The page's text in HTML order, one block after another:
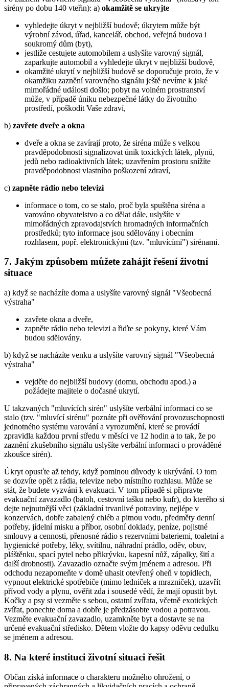
sirény po dobu 140 vteřin): a) okamžitě se ukryjte
vyhledejte úkryt v nejbližší budově; úkrytem může být
výrobní závod, úřad, kancelář, obchod, veřejná budova i
soukromý dům (byt),
jestliže cestujete automobilem a uslyšíte varovný signál,
zaparkujte automobil a vyhledejte úkryt v nejbližší budově,
okamžité ukrytí v nejbližší budově se doporučuje proto, že v
okamžiku zaznění varovného signálu ještě nevíme k jaké
mimořádné události došlo; pobyt na volném prostranství
může, v případě úniku nebezpečné látky do životního
prostředí, poškodit Vaše zdraví,
b) zavřete dveře a okna
dveře a okna se zavírají proto, že siréna může s velkou
pravděpodobností signalizovat únik toxických látek, plynů,
jedů nebo radioaktivních látek; uzavřením prostoru snížíte
pravděpodobnost vlastního poškození zdraví,
c) zapněte rádio nebo televizi
informace o tom, co se stalo, proč byla spuštěna siréna a
varováno obyvatelstvo a co dělat dále, uslyšíte v
mimořádných zpravodajstvích hromadných informačních
prostředků; tyto informace jsou sdělovány i obecním
rozhlasem, popř. elektronickými (tzv. "mluvícími") sirénami.
7. Jakým způsobem můžete zahájit řešení životní
situace
a) když se nacházíte doma a uslyšíte varovný signál "Všeobecná
výstraha"
zavřete okna a dveře,
zapněte rádio nebo televizi a řiďte se pokyny, které Vám
budou sdělovány.
b) když se nacházíte venku a uslyšíte varovný signál "Všeobecná
výstraha"
vejděte do nejbližší budovy (domu, obchodu apod.) a
požádejte majitele o dočasné ukrytí.
U takzvaných "mluvících sirén" uslyšíte verbální informaci co se
stalo (tzv. "mluvící sirénu" poznáte při ověřování provozuschopnosti
jednotného systému varování a vyrozumění, které se provádí
zpravidla každou první středu v měsíci ve 12 hodin a to tak, že po
zaznění zkušebního signálu uslyšíte verbální informaci o prováděné
zkoušce sirén).
Úkryt opusťte až tehdy, když pominou důvody k ukrývání. O tom
se dozvíte opět z rádia, televize nebo místního rozhlasu. Může se
stát, že budete vyzváni k evakuaci. V tom případě si připravte
evakuační zavazadlo (batoh, cestovní tašku nebo kufr), do kterého si
dejte nejnutnější věci (základní trvanlivé potraviny, nejlépe v
konzervách, dobře zabalený chléb a pitnou vodu, předměty denní
potřeby, jídelní misku a příbor, osobní doklady, peníze, pojistné
smlouvy a cennosti, přenosné rádio s rezervními bateriemi, toaletní a
hygienické potřeby, léky, svítilnu, náhradní prádlo, oděv, obuv,
pláštěnku, spací pytel nebo přikrývku, kapesní nůž, zápalky, šití a
další drobnosti). Zavazadlo označte svým jménem a adresou. Při
odchodu nezapomeňte v domě uhasit otevřený oheň v topidlech,
vypnout elektrické spotřebiče (mimo ledniček a mrazniček), uzavřít
přívod vody a plynu, ověřit zda i sousedé vědí, že mají opustit byt.
Kočky a psy si vezměte s sebou, ostatní zvířata, včetně exotických
zvířat, ponechte doma a dobře je předzásobte vodou a potravou.
Vezměte evakuační zavazadlo, uzamkněte byt a dostavte se na
určené evakuační středisko. Dětem vložte do kapsy oděvu cedulku
se jménem a adresou.
8. Na které instituci životní situaci řešit
Občan získá informace o charakteru možného ohrožení, o